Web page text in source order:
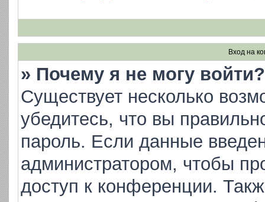
Вход на
» Почему я не могу войти?
Существует несколько
убедитесь, что вы
пароль. Если данные
администратором, чтобы
доступ к конференции.